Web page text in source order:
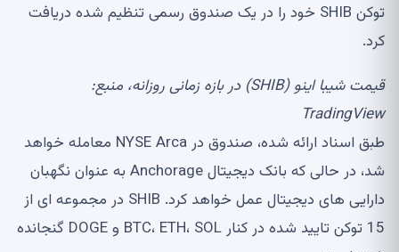
توکن SHIB خود را در یک صندوق رسمی تنظیم شده دریافت
کرد.
قیمت شیبا اینو (SHIB) در بازه زمانی روزانه، منبع:
TradingView
طبق اسناد ارائه شده، صندوق در NYSE Arca معامله خواهد
شد، در حالی که بانک دیجیتال Anchorage به عنوان نگهبان
دارایی های دیجیتال عمل خواهد کرد. SHIB در مجموعه ای از
15 توکن تایید شده در کنار BTC، ETH، SOL و DOGE گنجانده